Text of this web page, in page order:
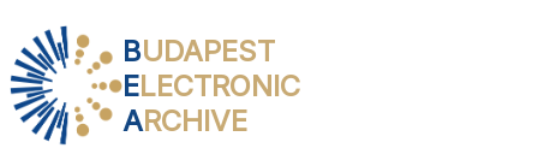
BUDAPEST
ELECTRONIC
ARCHIVE